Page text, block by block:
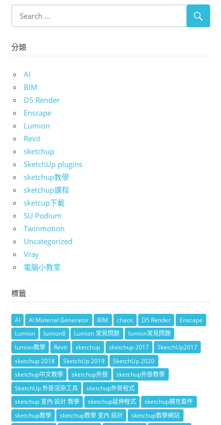
分類
AI
BIM
D5 Render
Enscape
Lumion
Revit
sketchup
SketchUp plugins
sketchup教學
sketchup課程
sketcup下載
SU Podium
Twinmotion
Uncategorized
Vray
電腦小教室
標籤
AI AI Material Generator BIM chaos D5 Render
Enscape
Lumion
lumion8 Lumion 常見問題
lumion常見問題
lumion教學
Revit sketchup sketchup 2017
SketchUp2017
sketchup 2018
SketchUp 2019
SketchUp 2020
sketchup中文教學
sketchup外掛
sketchup外掛教學
SketchUp 外掛渲染工具
sketchup外掛程式
sketchup 室內 設計 教學
sketchup延伸程式
sketchup擴充套件
sketchup教學
sketchup教學 室內 設計
sketchup教學網站